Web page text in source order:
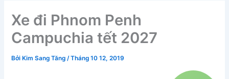
Xe đi Phnom Penh
Campuchia tết 2027
Bởi Kim Sang Tăng/Tháng 10 12, 2019